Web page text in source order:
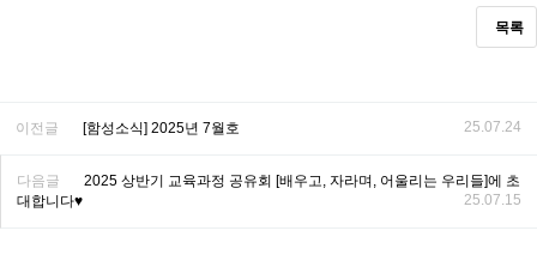
목록
이전글 [함성소식] 2025년 7월호 25.07.24
다음글
2025 상반기 교육과정 공유회 [배우고, 자라며, 어울리는 우리들]에 초
대합니다♥️
25.07.15